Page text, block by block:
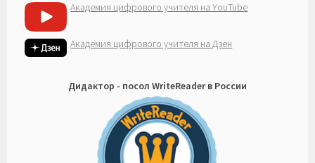
Академия цифрового учителя на YouTube
Академия цифрового учителя на Дзен
Дидактор - посол WriteReader в России